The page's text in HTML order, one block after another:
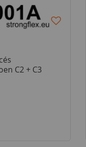
C2 + C3